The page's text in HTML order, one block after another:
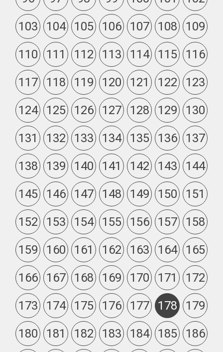
103
104 105 106 107 108
109
110
111 112 113 114 115
116
117
118 119 120 121 122
123
124
125 126 127 128 129
130
131
132 133 134 135 136
137
138
139 140 141 142 143
144
145
146 147 148 149 150
151
152
153 154 155 156 157
158
159
160 161 162 163 164
165
166
167 168 169 170 171
172
173
174 175 176 177 178
179
180
181 182 183 184 185
186